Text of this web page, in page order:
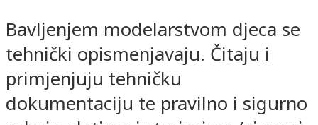
Bavljenjem modelarstvom djeca se
tehnički opismenjavaju. Čitaju i
primjenjuju tehničku
dokumentaciju te pravilno i sigurno